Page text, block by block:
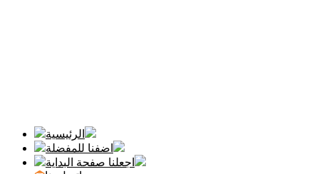
الرئيسية
اضفنا للمفضلة
اجعلنا صفحة البداية